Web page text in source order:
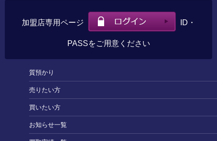
加盟店専用ページ ID・
PASSをご用意ください
質預かり
売りたい方
買いたい方
お知らせ一覧